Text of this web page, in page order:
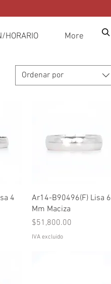
HORARIO More
Ordenar por
4
Vista rápida
Ar14-B90496(F) Lisa 6
Mm Maciza
Precio
$51,800.00
IVA excluido